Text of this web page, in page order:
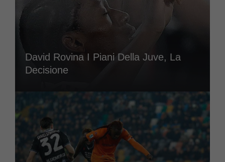
David Rovina I Piani Della Juve, La
Decisione